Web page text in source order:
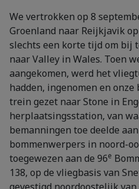
We vertrokken op 8
Groenland naar Reijkjavik
slechts een korte tijd om bij
naar Valley in Wales. Toen
aangekomen, werd het
hadden, ingenomen en
trein gezet naar Stone in
herplaatsingsstation, van
bemanningen toe deelde
bommenwerpers in noord-
toegewezen aan de 96e
138, op de vliegbasis van